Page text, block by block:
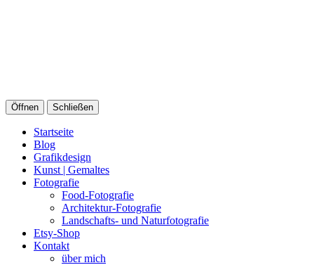
Öffnen Schließen
Startseite
Blog
Grafikdesign
Kunst | Gemaltes
Fotografie
Food-Fotografie
Architektur-Fotografie
Landschafts- und Naturfotografie
Etsy-Shop
Kontakt
über mich